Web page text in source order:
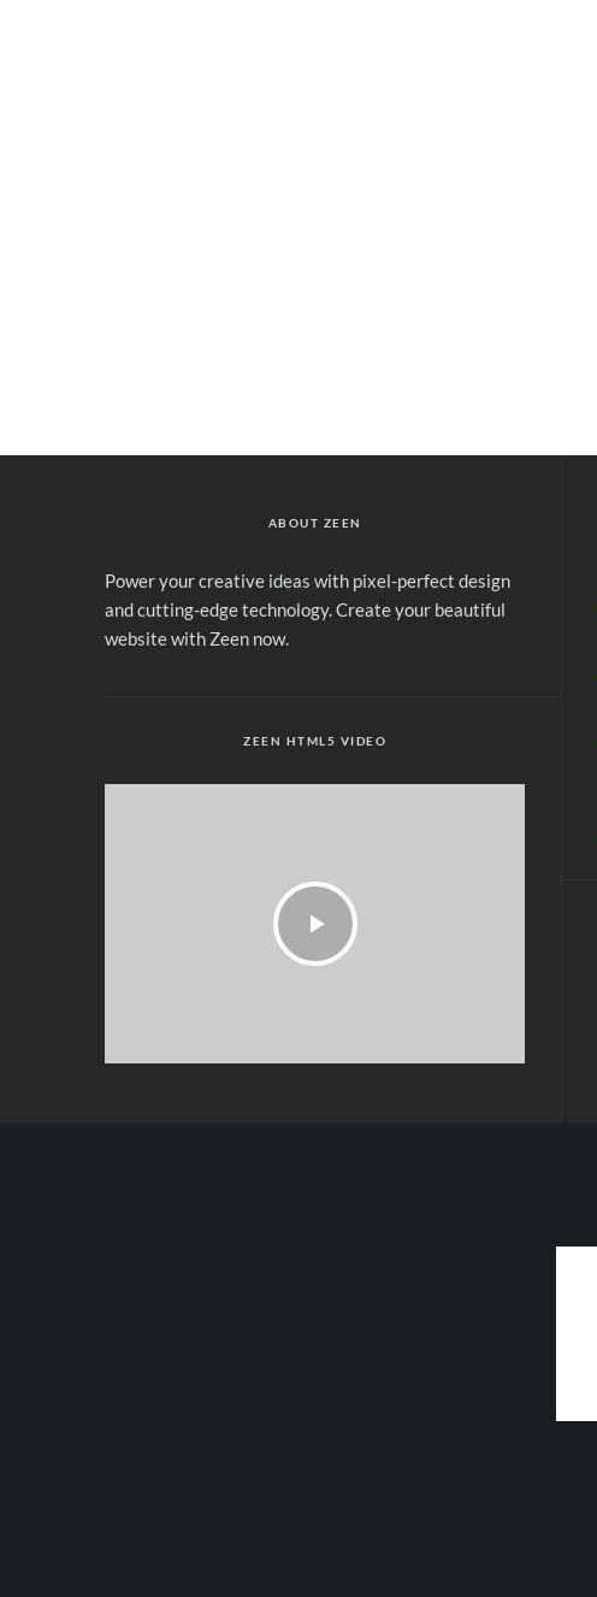
ABOUT ZEEN
Power your creative ideas with pixel-perfect design
and cutting-edge technology. Create your beautiful
website with Zeen now.
ZEEN HTML5 VIDEO